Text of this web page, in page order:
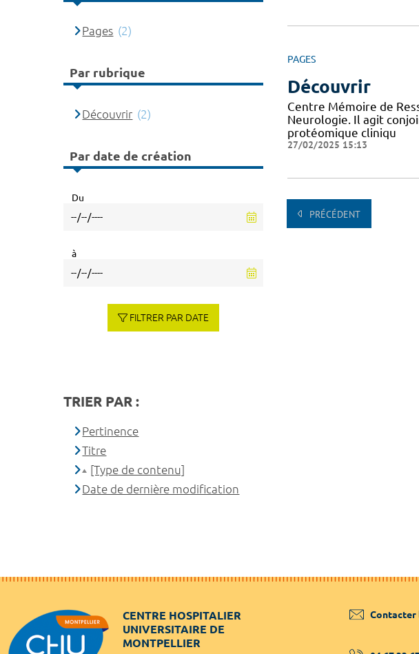
PAGES
Découvrir
Centre Mémoire de
Neurologie. Il agit
protéomique cliniqu
27/02/2025 15:13
PRÉCÉDENT
Pages (2)
Par rubrique
Découvrir (2)
Par date de création
Du
à
FILTRER PAR DATE
TRIER PAR :
Pertinence
Titre
[Type de contenu]
Date de dernière modification
CENTRE HOSPITALIER
UNIVERSITAIRE DE
MONTPELLIER
Contacter